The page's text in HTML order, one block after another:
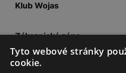
Klub Wojas
Zákaznická zóna
Společnost Wojas
Tyto webové stránky
cookie.